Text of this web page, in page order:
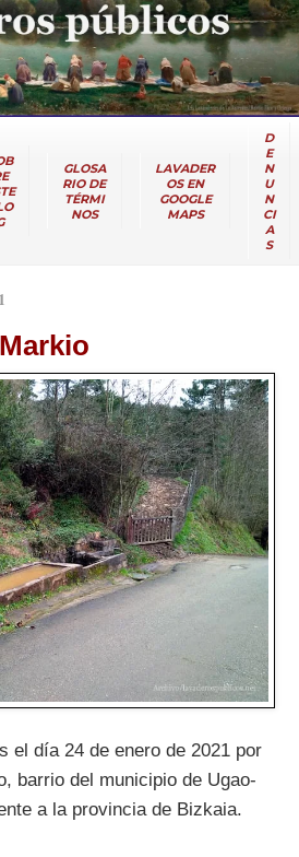
GLOSA
RIO DE
TÉRMI
NOS
LAVADER
OS EN
GOOGLE
MAPS
D
E
N
U
N
CI
A
S
el día 24 de enero de 2021 por
barrio del municipio de Ugao-
a la provincia de Bizkaia.